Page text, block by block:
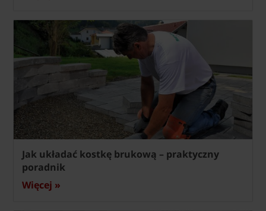
Jak układać kostkę brukową – praktyczny
poradnik
Więcej »